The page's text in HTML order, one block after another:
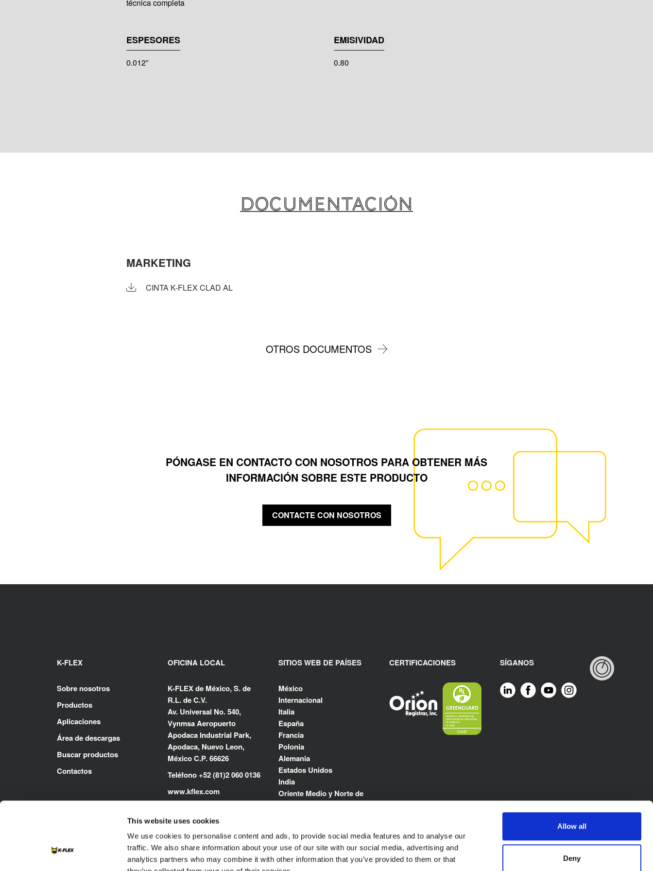
This website uses cookies
We use cookies to personalise content and ads, to provide social media features and to analyse our
traffic. We also share information about your use of our site with our social media, advertising and
analytics partners who may combine it with other information that you’ve provided to them or that
Allow all
Deny
técnica completa
ESPESORES
0.012”
EMISIVIDAD
0.80
DOCUMENTACIÓN
MARKETING
CINTA K-FLEX CLAD AL
OTROS DOCUMENTOS
PÓNGASE EN CONTACTO CON NOSOTROS PARA OBTENER MÁS
INFORMACIÓN SOBRE ESTE PRODUCTO
CONTACTE CON NOSOTROS
K-FLEX
Sobre nosotros
Productos
Aplicaciones
Área de descargas
Buscar productos
Contactos
OFICINA LOCAL
K-FLEX de México, S. de
R.L. de C.V.
Av. Universal No. 540,
Vynmsa Aeropuerto
Apodaca Industrial Park,
Apodaca, Nuevo Leon,
México C.P. 66626
Teléfono +52 (81)2 060 0136
www.kflex.com
SITIOS WEB DE PAÍSES
México
Internacional
Italia
España
Francia
Polonia
Alemania
Estados Unidos
India
Oriente Medio y Norte de
CERTIFICACIONES SÍGANOS